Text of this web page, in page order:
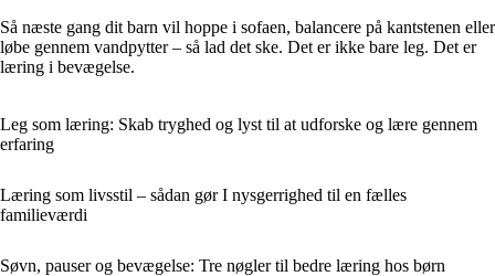
Så næste gang dit barn vil hoppe i sofaen, balancere på kantstenen eller
løbe gennem vandpytter – så lad det ske. Det er ikke bare leg. Det er
læring i bevægelse.
Leg som læring: Skab tryghed og lyst til at udforske og lære gennem
erfaring
Læring som livsstil – sådan gør I nysgerrighed til en fælles
familieværdi
Søvn, pauser og bevægelse: Tre nøgler til bedre læring hos børn